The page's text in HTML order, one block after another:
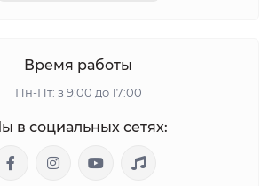
Время работы
Пн-Пт: з 9:00 до 17:00
в социальных сетях: